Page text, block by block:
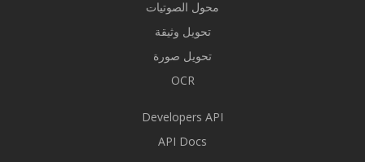
محول الصوتيات
تحويل وثيقة
تحويل صورة
OCR
Developers API
API Docs